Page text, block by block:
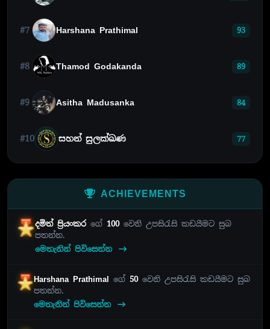
#7 Harshana Prathimal 93
#8 Thamod Godakanda 89
#9 Asitha Madusanka 84
#10 සහන් සුලක්ඛණ 77
ACHIEVEMENTS
දමිත් ප්‍රියංකරගේ 100වෙනි උපසිරැසි කඩයීමට සුබ
පතන්න.
මෙතැනින් පිවිසෙන්න
Harshana Prathimal ගේ 50වෙනි උපසිරැසි කඩයීමට සුබ
පතන්න.
මෙතැනින් පිවිසෙන්න